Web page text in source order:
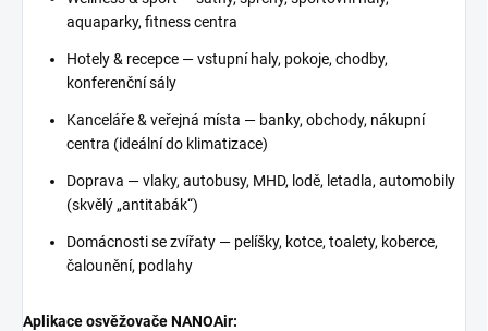
aquaparky, fitness centra
Hotely & recepce — vstupní haly, pokoje, chodby,
konferenční sály
Kanceláře & veřejná místa — banky, obchody, nákupní
centra (ideální do klimatizace)
Doprava — vlaky, autobusy, MHD, lodě, letadla, automobily
(skvělý „antitabák“)
Domácnosti se zvířaty — pelíšky, kotce, toalety, koberce,
čalounění, podlahy
Aplikace osvěžovače NANOAir: